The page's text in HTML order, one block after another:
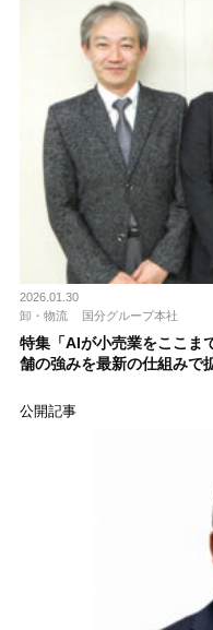
2026.01.30
卸・物流
国分グループ本社
特集「AIが小売業をここ
舗の強みを最新の仕組みで
公開記事